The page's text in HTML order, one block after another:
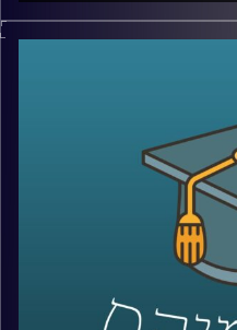
התחילו בכלל מטעות.
עובש, פוסט־איט
בחוץ כוס עם משקה ומקל
אבל אולי זו רק חצי
בכישלונות
יודע לעצור, להסתכל
דרך.
יזם סדרתי, משקיע ומרצה
פרופ׳ אורי שטנר, הוא כתב